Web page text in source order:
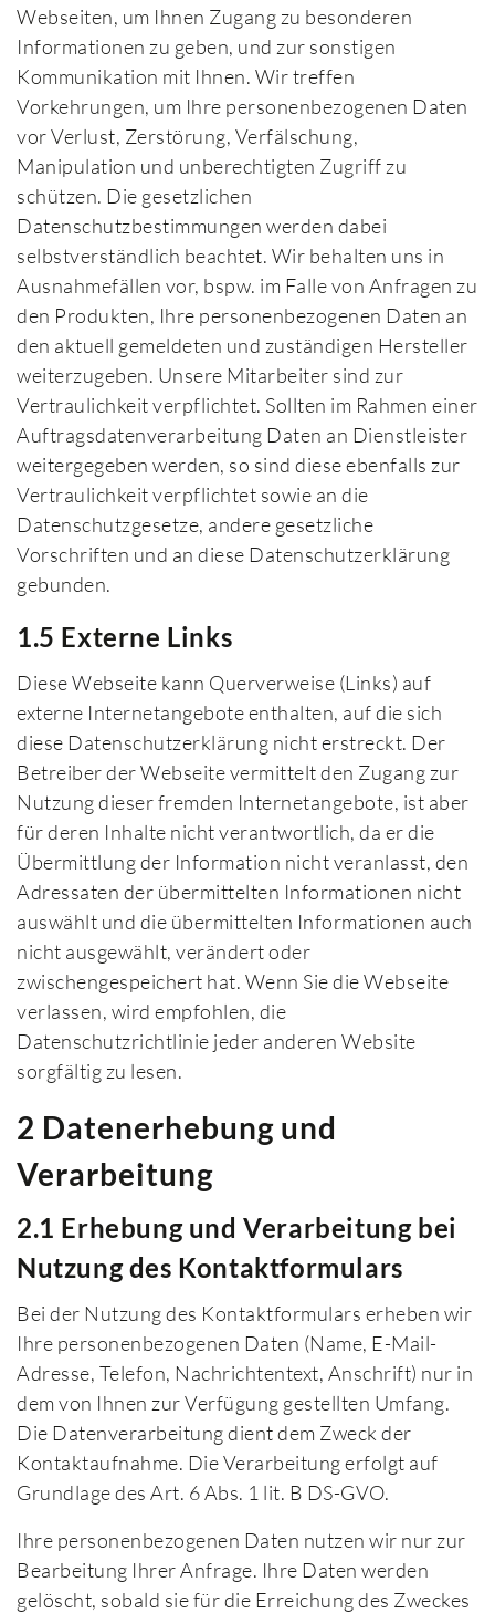
Webseiten, um Ihnen Zugang zu besonderen
Informationen zu geben, und zur sonstigen
Kommunikation mit Ihnen. Wir treffen
Vorkehrungen, um Ihre personenbezogenen Daten
vor Verlust, Zerstörung, Verfälschung,
Manipulation und unberechtigten Zugriff zu
schützen. Die gesetzlichen
Datenschutzbestimmungen werden dabei
selbstverständlich beachtet. Wir behalten uns in
Ausnahmefällen vor, bspw. im Falle von Anfragen zu
den Produkten, Ihre personenbezogenen Daten an
den aktuell gemeldeten und zuständigen Hersteller
weiterzugeben. Unsere Mitarbeiter sind zur
Vertraulichkeit verpflichtet. Sollten im Rahmen einer
Auftragsdatenverarbeitung Daten an Dienstleister
weitergegeben werden, so sind diese ebenfalls zur
Vertraulichkeit verpflichtet sowie an die
Datenschutzgesetze, andere gesetzliche
Vorschriften und an diese Datenschutzerklärung
gebunden.
1.5 Externe Links
Diese Webseite kann Querverweise (Links) auf
externe Internetangebote enthalten, auf die sich
diese Datenschutzerklärung nicht erstreckt. Der
Betreiber der Webseite vermittelt den Zugang zur
Nutzung dieser fremden Internetangebote, ist aber
für deren Inhalte nicht verantwortlich, da er die
Übermittlung der Information nicht veranlasst, den
Adressaten der übermittelten Informationen nicht
auswählt und die übermittelten Informationen auch
nicht ausgewählt, verändert oder
zwischengespeichert hat. Wenn Sie die Webseite
verlassen, wird empfohlen, die
Datenschutzrichtlinie jeder anderen Website
sorgfältig zu lesen.
2 Datenerhebung und
Verarbeitung
2.1 Erhebung und Verarbeitung bei
Nutzung des Kontaktformulars
Bei der Nutzung des Kontaktformulars erheben wir
Ihre personenbezogenen Daten (Name, E-Mail-
Adresse, Telefon, Nachrichtentext, Anschrift) nur in
dem von Ihnen zur Verfügung gestellten Umfang.
Die Datenverarbeitung dient dem Zweck der
Kontaktaufnahme. Die Verarbeitung erfolgt auf
Grundlage des Art. 6 Abs. 1 lit. B DS-GVO.
Ihre personenbezogenen Daten nutzen wir nur zur
Bearbeitung Ihrer Anfrage. Ihre Daten werden
gelöscht, sobald sie für die Erreichung des Zweckes